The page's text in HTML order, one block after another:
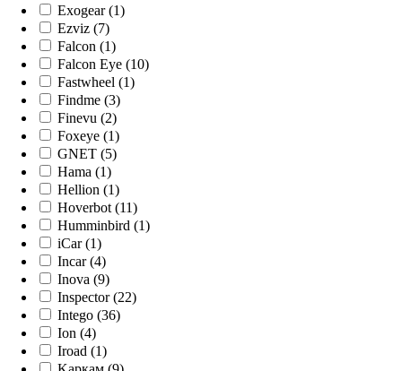
Exogear (1)
Ezviz (7)
Falcon (1)
Falcon Eye (10)
Fastwheel (1)
Findme (3)
Finevu (2)
Foxeye (1)
GNET (5)
Hama (1)
Hellion (1)
Hoverbot (11)
Humminbird (1)
iCar (1)
Incar (4)
Inova (9)
Inspector (22)
Intego (36)
Ion (4)
Iroad (1)